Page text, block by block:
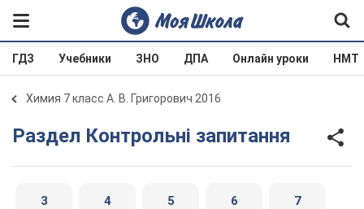
ГДЗ Учебники ЗНО ДПА Онлайн уроки НМТ
Химия 7 класс А. В. Григорович 2016
Раздел Контрольні запитання
3 4 5 6 7